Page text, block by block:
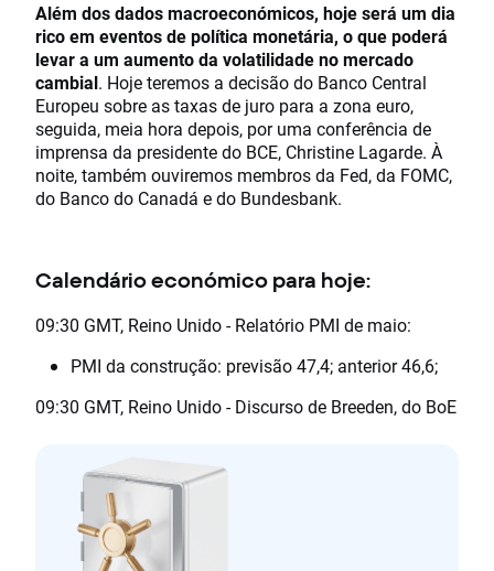
Além dos dados macroeconómicos, hoje será um dia
rico em eventos de política monetária, o que poderá
levar a um aumento da volatilidade no mercado
cambial. Hoje teremos a decisão do Banco Central
Europeu sobre as taxas de juro para a zona euro,
seguida, meia hora depois, por uma conferência de
imprensa da presidente do BCE, Christine Lagarde. À
noite, também ouviremos membros da Fed, da FOMC,
do Banco do Canadá e do Bundesbank.
Calendário económico para hoje:
09:30 GMT, Reino Unido - Relatório PMI de maio:
PMI da construção: previsão 47,4; anterior 46,6;
09:30 GMT, Reino Unido - Discurso de Breeden, do BoE